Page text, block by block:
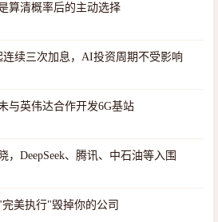
算清概率后的主动选择
连续三次加息，AI投资周期不受影响
与英伟达合作开发6G基站
，DeepSeek、腾讯、中石油等入围
美执行"毁掉你的公司